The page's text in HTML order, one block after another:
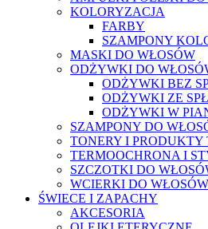
KOLORYZACJA
FARBY
SZAMPONY
MASKI DO WŁOSÓW
ODŻYWKI DO
ODŻYWKI BEZ
ODŻYWKI ZE
ODŻYWKI W
SZAMPONY DO
TONERY I PRODUKTY
TERMOOCHRONA I
SZCZOTKI DO
WCIERKI DO WŁOSÓW
ŚWIECE I ZAPACHY
AKCESORIA